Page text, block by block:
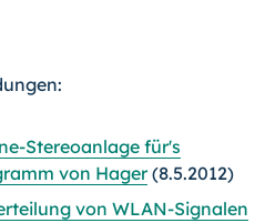
Stereoanlage für's
von Hager(8.5.2012)
von WLAN-Signalen